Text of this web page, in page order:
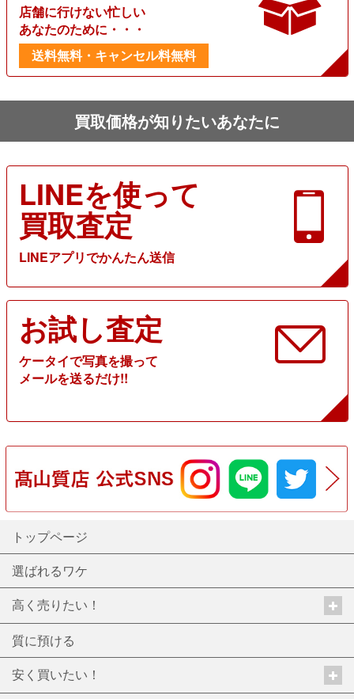
店舗に行けない忙しい
あなたのために・・・
送料無料・キャンセル料無料
買取価格が知りたいあなたに
LINEを使って
買取査定
LINEアプリでかんたん送信
お試し査定
ケータイで写真を撮って
メールを送るだけ!!
トップページ
選ばれるワケ
高く売りたい！
質に預ける
安く買いたい！